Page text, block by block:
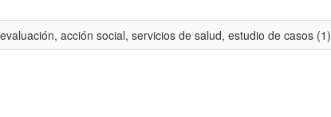
acción social, servicios de salud, estudio de casos (1)